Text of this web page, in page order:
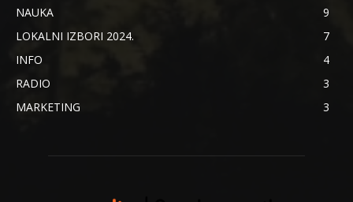
NAUKA
9
LOKALNI IZBORI 2024.
7
INFO
4
RADIO
3
MARKETING
3